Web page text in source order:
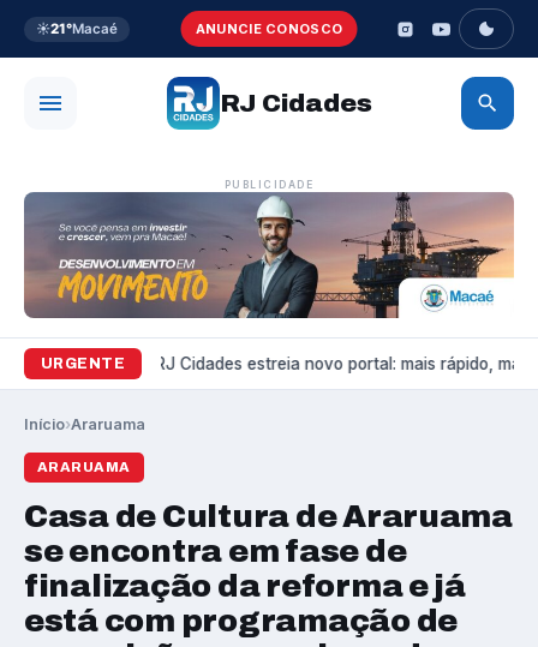
☀️21°Macaé ANUNCIE CONOSCO
RJ Cidades
PUBLICIDADE
URGENTE
Variedades RJ Cidades estreia novo portal: mais rápido, mais
Início›Araruama
ARARUAMA
Casa de Cultura de Araruama
se encontra em fase de
finalização da reforma e já
está com programação de